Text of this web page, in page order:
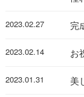
2023.02.27 完
2023.02.14 お
2023.01.31 美